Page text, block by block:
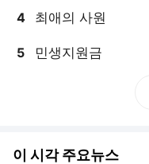
4 최애의 사원
5 민생지원금
이 시각 주요뉴스